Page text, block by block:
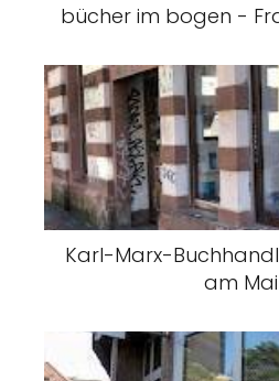
bücher im bogen -
Karl-Marx-
am